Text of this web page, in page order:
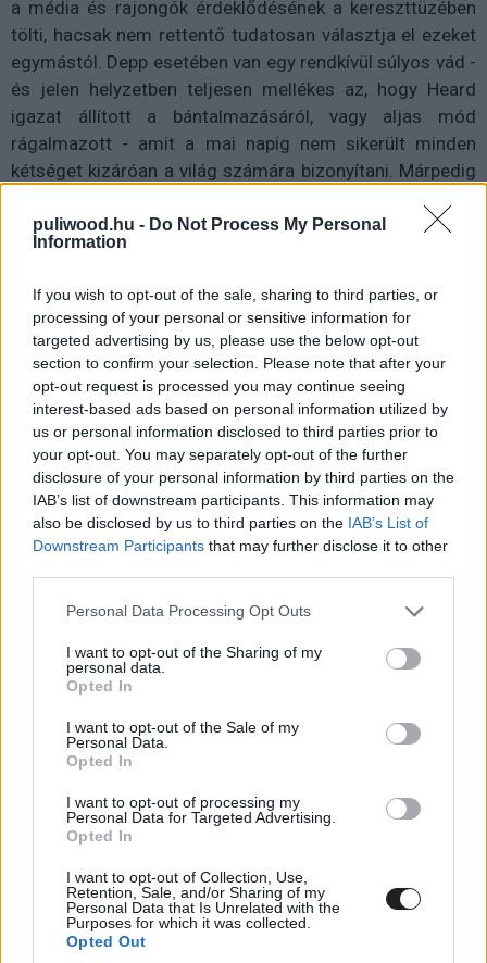
puliwood.hu - Do Not Process My Personal
Information
If you wish to opt-out of the sale, sharing to third parties, or
processing of your personal or sensitive information for
targeted advertising by us, please use the below opt-out
section to confirm your selection. Please note that after your
opt-out request is processed you may continue seeing
interest-based ads based on personal information utilized by
us or personal information disclosed to third parties prior to
your opt-out. You may separately opt-out of the further
disclosure of your personal information by third parties on the
IAB’s list of downstream participants. This information may
also be disclosed by us to third parties on the IAB’s List of
Downstream Participants that may further disclose it to other
Please note that this website/app uses one or more Google
not limited to your visit or usage behaviour. You may click to
grant or deny consent to Google and its third-party tags to
use your data for below specified purposes in below Google
consent section.
Personal Data Processing Opt Outs
I want to opt-out of the Sharing of my
personal data.
Opted In
I want to opt-out of the Sale of my
Personal Data.
Opted In
I want to opt-out of processing my
Personal Data for Targeted Advertising.
Opted In
I want to opt-out of Collection, Use,
Retention, Sale, and/or Sharing of my
Personal Data that Is Unrelated with the
Purposes for which it was collected.
Opted Out
a média és rajongók érdeklődésének a kereszttüzében
tölti, hacsak nem rettentő tudatosan választja el ezeket
egymástól. Depp esetében van egy rendkívül súlyos vád -
és jelen helyzetben teljesen mellékes az, hogy Heard
igazat állított a bántalmazásáról, vagy aljas mód
rágalmazott - amit a mai napig nem sikerült minden
kétséget kizáróan a világ számára bizonyítani. Márpedig
feleségét az nem azonos súlyú azzal, ha valaki a
magánéletben, avagy a sajtó képviselőivel egy paraszt
Lee Jonesnak évtizedek óta nem lenne munkája),
megcsalja a párját, rajtakapták drogozáson, vagy
lekapcsolták gyorshajtásért. A testi sértés, már akár
annak a gyanúja is igen komoly büntetőjogi eset, amit -
ahogy Heard és Depp példája is mutatja - a hatóságok,
rendőrök és jogászok is vizsgálnak.
Johnny Depp magának köszönheti a
bajt
És a fent említett puszta vád (még ha nem is igaz, de
erről később) nagyon csúnyán rátud égni egy színészre,
ahogy az Depp esetében meg is történt. ALegendás
állatok és megfigyelésük, vagyis az 5 részesre